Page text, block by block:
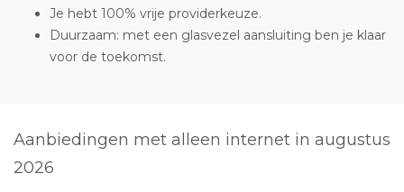
Je hebt 100% vrije providerkeuze.
Duurzaam: met een glasvezel aansluiting ben je klaar
voor de toekomst.
Aanbiedingen met alleen internet in augustus
2026